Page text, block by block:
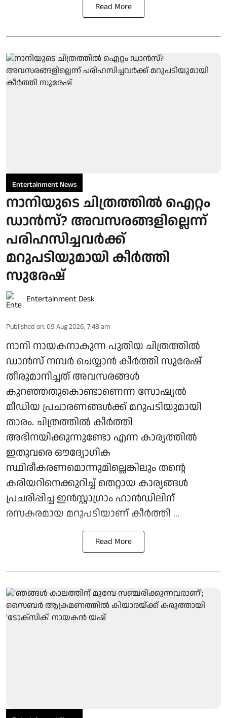
Read More
Entertainment News
നാനിയുടെ ചിത്രത്തില്‍ ഐറ്റം
ഡാന്‍സ്? അവസരങ്ങളില്ലെന്ന്
പരിഹസിച്ചവര്‍ക്ക്
മറുപടിയുമായി കീര്‍ത്തി
സുരേഷ്
Entertainment Desk
Published on: 09 Aug 2026, 7:48 am
നാനി നായകനാകുന്ന പുതിയ ചിത്രത്തില്‍
ഡാന്‍സ് നമ്പര്‍ ചെയ്യാന്‍ കീര്‍ത്തി സുരേഷ്
തീരുമാനിച്ചത് അവസരങ്ങള്‍
കുറഞ്ഞതുകൊണ്ടാണെന്ന സോഷ്യല്‍
മീഡിയ പ്രചാരണങ്ങള്‍ക്ക് മറുപടിയുമായി
താരം. ചിത്രത്തില്‍ കീര്‍ത്തി
അഭിനയിക്കുന്നുണ്ടോ എന്ന കാര്യത്തില്‍
ഇതുവരെ ഔദ്യോഗിക
സ്ഥിരീകരണമൊന്നുമില്ലെങ്കിലും തന്റെ
കരിയറിനെക്കുറിച്ച് തെറ്റായ കാര്യങ്ങള്‍
പ്രചരിപ്പിച്ച ഇന്‍സ്റ്റാഗ്രാം ഹാന്‍ഡിലിന്
രസകരമായ മറുപടിയാണ് കീര്‍ത്തി ...
Read More